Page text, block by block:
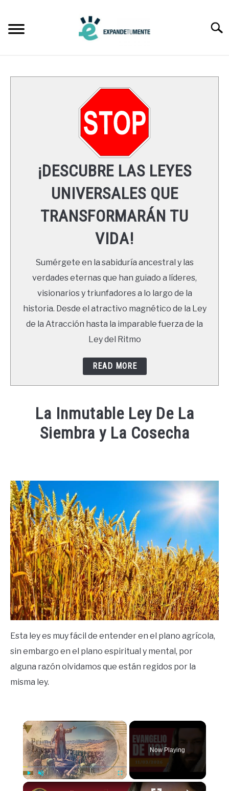
content
LEYES UNIVERSALES
RECURSOS
NEWSLETTER
¡DESCUBRE LAS LEYES
UNIVERSALES QUE
TRANSFORMARÁN TU
VIDA!
Sumérgete en la sabiduría ancestral y las
verdades eternas que han guiado a líderes,
visionarios y triunfadores a lo largo de la
historia. Desde el atractivo magnético de la Ley
de la Atracción hasta la imparable fuerza de la
Ley del Ritmo
READ MORE
La Inmutable Ley De La
Siembra y La Cosecha
in
Leyes
Universales
Esta ley es muy fácil de entender en el plano agrícola,
sin embargo en el plano espiritual y mental, por
alguna razón olvidamos que están regidos por la
misma ley.
×
Fullscreen
Now Playing
×